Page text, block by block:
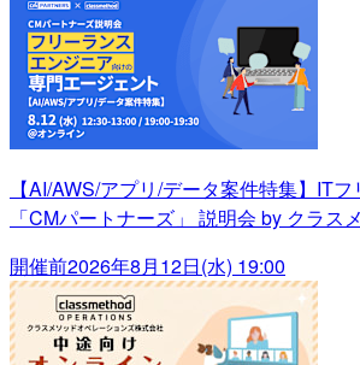
【AI/AWS/アプリ/データ案件特集】IT
「CMパートナーズ」 説明会 by クラス
開催前2026年8月12日(水) 19:00